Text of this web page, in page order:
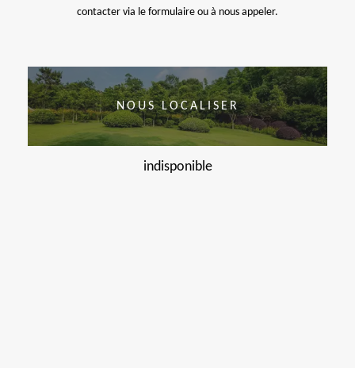
contacter via le formulaire ou à nous appeler.
NOUS LOCALISER
indisponible